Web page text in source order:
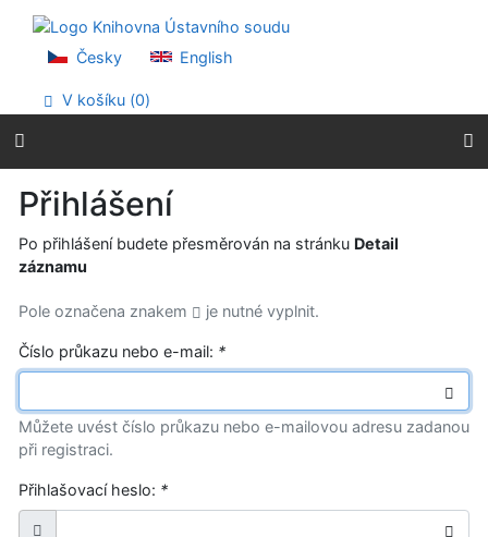
Přejít na menu
Prohlášení o webové přístupnosti
Česky English
V košíku (0)
Přihlášení
Po přihlášení budete přesměrován na stránku Detail
záznamu
Pole označena znakem je nutné vyplnit.
Číslo průkazu nebo e-mail: *
Můžete uvést číslo průkazu nebo e-mailovou adresu zadanou
při registraci.
Přihlašovací heslo: *